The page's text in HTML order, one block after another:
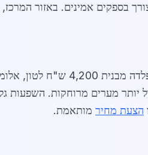
בספקים אמינים. באזור המרכז,
בתוך ירושלים נעות בין 200-400 ש"ח לטון, זול
הצעת מחיר מותאמת.